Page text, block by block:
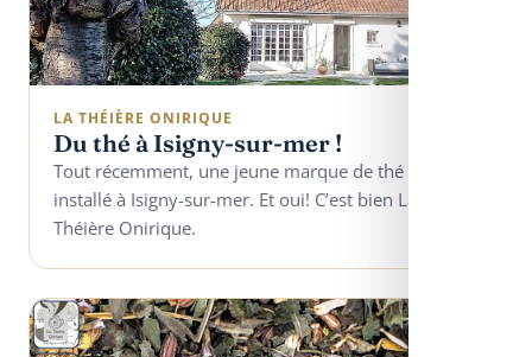
LA THÉIÈRE ONIRIQUE
Du thé à Isigny-sur-mer !
Tout récemment, une jeune marque de thé s’est
installé à Isigny-sur-mer. Et oui! C’est bien La
Théière Onirique.